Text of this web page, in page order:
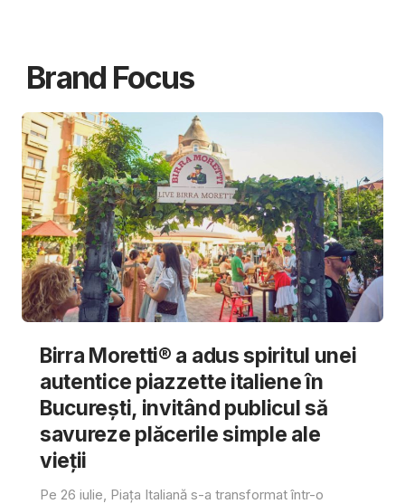
Brand Focus
Birra Moretti® a adus spiritul unei
autentice piazzette italiene în
București, invitând publicul să
savureze plăcerile simple ale
vieții
Pe 26 iulie, Piața Italiană s-a transformat într-o